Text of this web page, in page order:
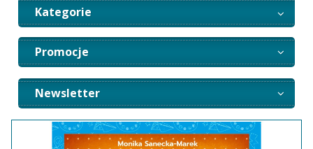
Kategorie
Promocje
Newsletter